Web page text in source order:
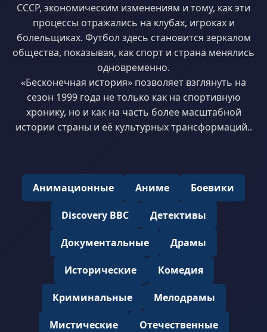
СССР, экономическим изменениям и тому, как эти
процессы отражались на клубах, игроках и
болельщиках. Футбол здесь становится зеркалом
общества, показывая, как спорт и страна менялись
одновременно.
«Бесконечная история» позволяет взглянуть на
сезон 1999 года не только как на спортивную
хронику, но и как на часть более масштабной
истории страны и её культурных трансформаций..
Анимационные Аниме Боевики
Discovery BBC Детективы
Документальные Драмы
Исторические Комедия
Криминальные Мелодрамы
Мистические Отечественные